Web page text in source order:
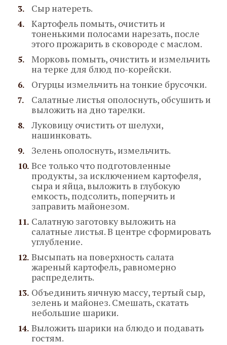
Сыр натереть.
Картофель помыть, очистить и
тоненькими полосами нарезать, после
этого прожарить в сковороде с маслом.
Морковь помыть, очистить и измельчить
на терке для блюд по-корейски.
Огурцы измельчить на тонкие брусочки.
Салатные листья ополоснуть, обсушить и
выложить на дно тарелки.
Луковицу очистить от шелухи,
нашинковать.
Зелень ополоснуть, измельчить.
Все только что подготовленные
продукты, за исключением картофеля,
сыра и яйца, выложить в глубокую
емкость, подсолить, поперчить и
заправить майонезом.
Салатную заготовку выложить на
салатные листья. В центре сформировать
углубление.
Высыпать на поверхность салата
жареный картофель, равномерно
распределить.
Объединить яичную массу, тертый сыр,
зелень и майонез. Смешать, скатать
небольшие шарики.
Выложить шарики на блюдо и подавать
гостям.